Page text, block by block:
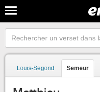
Louis-Segond Semeur